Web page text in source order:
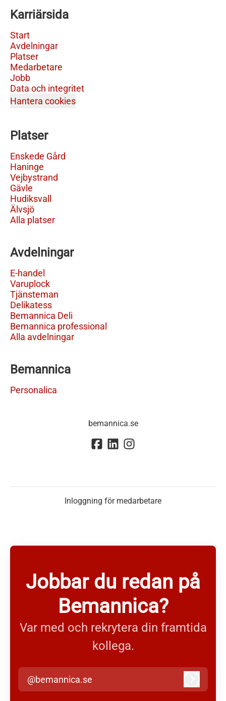
Karriärsida
Start
Avdelningar
Platser
Medarbetare
Jobb
Data och integritet
Hantera cookies
Platser
Enskede Gård
Haninge
Vejbystrand
Gävle
Hudiksvall
Älvsjö
Alla platser
Avdelningar
E-handel
Varuplock
Tjänsteman
Delikatess
Bemannica Deli
Bemannica professional
Alla avdelningar
Bemannica
Personalica
bemannica.se
Inloggning för medarbetare
Jobbar du redan på
Bemannica?
Var med och rekrytera din framtida
kollega.
@bemannica.se